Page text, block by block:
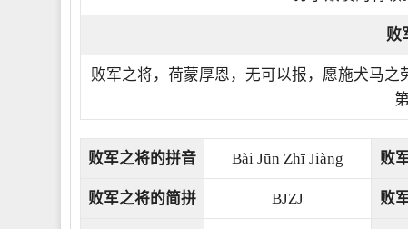
败
败军之将，荷蒙厚恩，无可以报，愿施犬马之
败军之将的拼音 Bài Jūn Zhī Jiàng 败
败军之将的简拼 BJZJ 败